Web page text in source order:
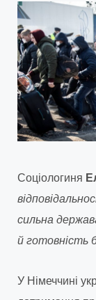
Соціологиня
сильна
й готовність
У Німеччині